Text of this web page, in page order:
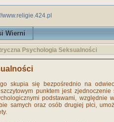
Wierni
Psychologia Seksualności
skupia się bezpośrednio na
punktem jest zjednoczenie
podstawami, względnie
samych oraz osób drugiej płci,